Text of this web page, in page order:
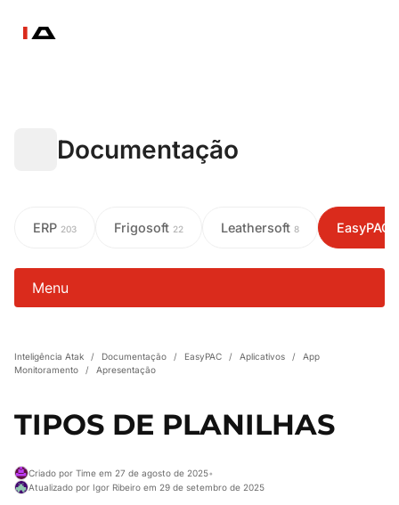
Documentação
ERP 203 Frigosoft 22 Leathersoft 8 EasyPAC
Menu
Inteligência Atak / Documentação / EasyPAC / Aplicativos /
App
Monitoramento
/ Apresentação
TIPOS DE PLANILHAS
Criado por Time em 27 de agosto de 2025•
Atualizado por Igor Ribeiro em 29 de setembro de 2025